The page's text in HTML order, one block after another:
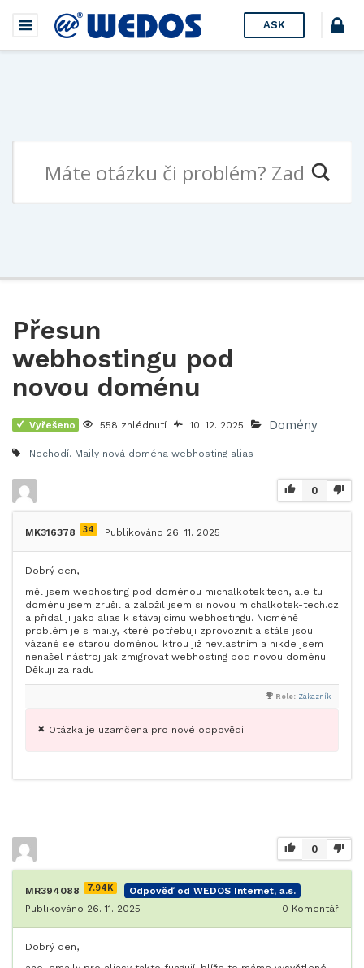
ASK
Přesun
webhostingu pod
novou doménu
Vyřešeno 558 zhlédnutí 10. 12. 2025 Domény
Nechodí. Maily nová doména webhosting alias
0
MK316378 34 Publikováno 26. 11. 2025
Dobrý den,
měl jsem webhosting pod doménou michalkotek.tech, ale tu
doménu jsem zrušil a založil jsem si novou michalkotek-tech.cz
a přidal ji jako alias k stávajícímu webhostingu. Nicméně
problém je s maily, které potřebuji zprovoznit a stále jsou
vázané se starou doménou ktrou již nevlastním a nikde jsem
nenašel nástroj jak zmigrovat webhosting pod novou doménu.
Děkuji za radu
Role: Zákazník
Otázka je uzamčena pro nové odpovědi.
0
MR394088 7.94K
Odpověď od WEDOS Internet, a.s.
Publikováno 26. 11. 2025
0 Komentář
Dobrý den,